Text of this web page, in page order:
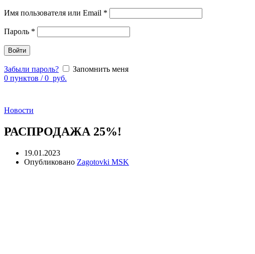
Имя пользователя или Email *
Пароль *
Войти
Забыли пароль?
Запомнить меня
0 пунктов / 0 руб.
Новости
РАСПРОДАЖА 25%!
19.01.2023
Опубликовано Zagotovki MSK